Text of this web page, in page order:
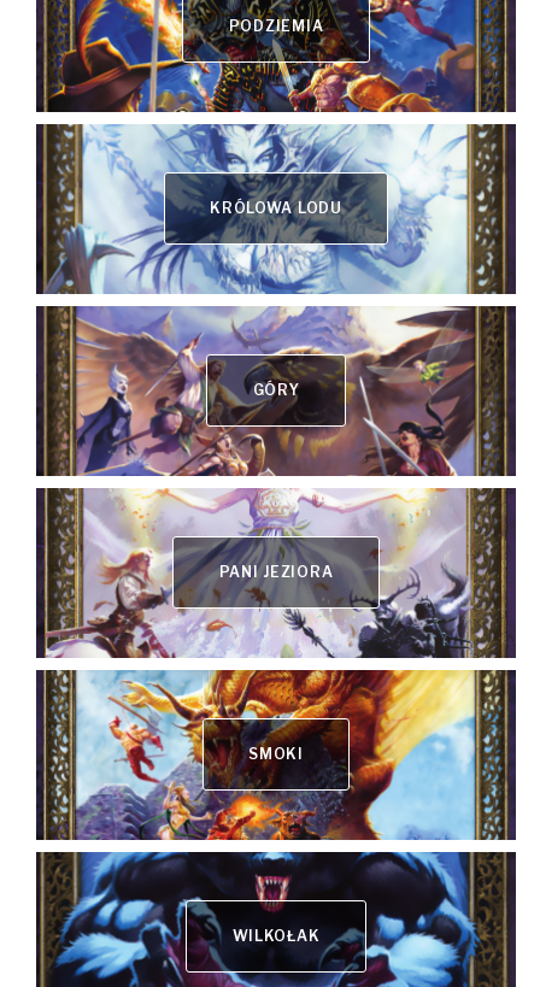
PODZIEMIA
KRÓLOWA LODU
GÓRY
PANI JEZIORA
SMOKI
WILKOŁAK